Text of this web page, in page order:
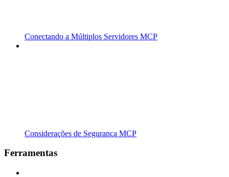
Conectando a Múltiplos Servidores MCP
Considerações de Segurança MCP
Ferramentas